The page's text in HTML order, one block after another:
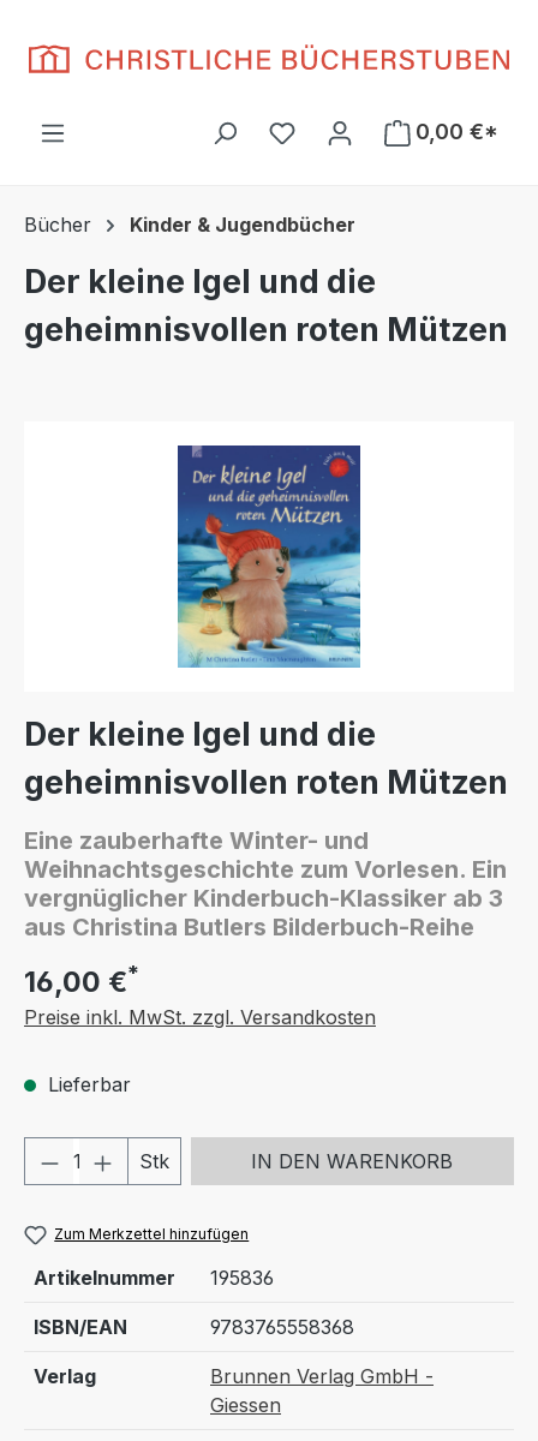
Du hast 0 Produkte auf
0,00 €*
Bücher Kinder & Jugendbücher
Der kleine Igel und die
geheimnisvollen roten Mützen
Der kleine Igel und die
geheimnisvollen roten Mützen
Eine zauberhafte Winter- und
Weihnachtsgeschichte zum Vorlesen. Ein
vergnüglicher Kinderbuch-Klassiker ab 3
aus Christina Butlers Bilderbuch-Reihe
16,00 €*
Preise inkl. MwSt. zzgl. Versandkosten
Lieferbar
Produkt Anzahl: Gib den
Stk IN DEN WARENKORB
Zum Merkzettel hinzufügen
Artikelnummer 195836
ISBN/EAN 9783765558368
Verlag
Brunnen Verlag GmbH -
Giessen